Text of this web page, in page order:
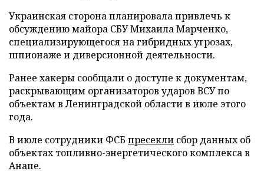
Украинская сторона планировала привлечь к
обсуждению майора СБУ Михаила Марченко,
специализирующегося на гибридных угрозах,
шпионаже и диверсионной деятельности.
Ранее хакеры сообщали о доступе к документам,
раскрывающим организаторов ударов ВСУ по
объектам в Ленинградской области в июле этого
года.
В июле сотрудники ФСБ пресекли сбор данных об
объектах топливно-энергетического комплекса в
Анапе.